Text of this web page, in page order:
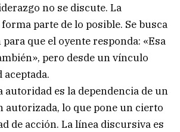
no se discute. La
parte de lo posible. Se busca
que el oyente responda: «Esa
pero desde un vínculo
autoridad es la dependencia de un
autorizada, lo que pone un cierto
de acción. La línea discursiva es